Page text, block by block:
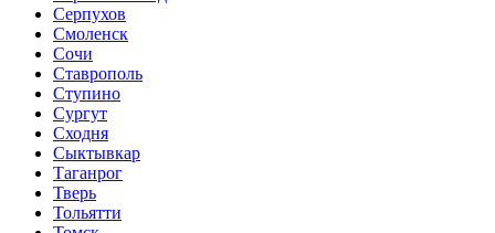
Серпухов
Смоленск
Сочи
Ставрополь
Ступино
Сургут
Сходня
Сыктывкар
Таганрог
Тверь
Тольятти